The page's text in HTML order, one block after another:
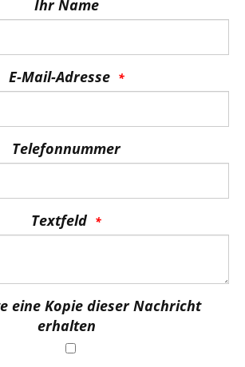
Ihr Name
E-Mail-Adresse
Telefonnummer
Textfeld
eine Kopie dieser Nachricht
erhalten